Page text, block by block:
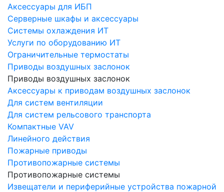
Аксессуары для ИБП
Серверные шкафы и аксессуары
Системы охлаждения ИТ
Услуги по оборудованию ИТ
Ограничительные термостаты
Приводы воздушных заслонок
Приводы воздушных заслонок
Аксессуары к приводам воздушных заслонок
Для систем вентиляции
Для систем рельсового транспорта
Компактные VAV
Линейного действия
Пожарные приводы
Противопожарные системы
Противопожарные системы
Извещатели и периферийные устройства пожарной